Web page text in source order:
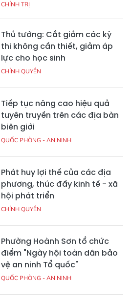
CHÍNH TRỊ
Thủ tướng: Cắt giảm các kỳ
thi không cần thiết, giảm áp
lực cho học sinh
CHÍNH QUYỀN
Tiếp tục nâng cao hiệu quả
tuyên truyền trên các địa bàn
biên giới
QUỐC PHÒNG - AN NINH
Phát huy lợi thế của các địa
phương, thúc đẩy kinh tế - xã
hội phát triển
CHÍNH QUYỀN
Phường Hoành Sơn tổ chức
điểm "Ngày hội toàn dân bảo
vệ an ninh Tổ quốc"
QUỐC PHÒNG - AN NINH